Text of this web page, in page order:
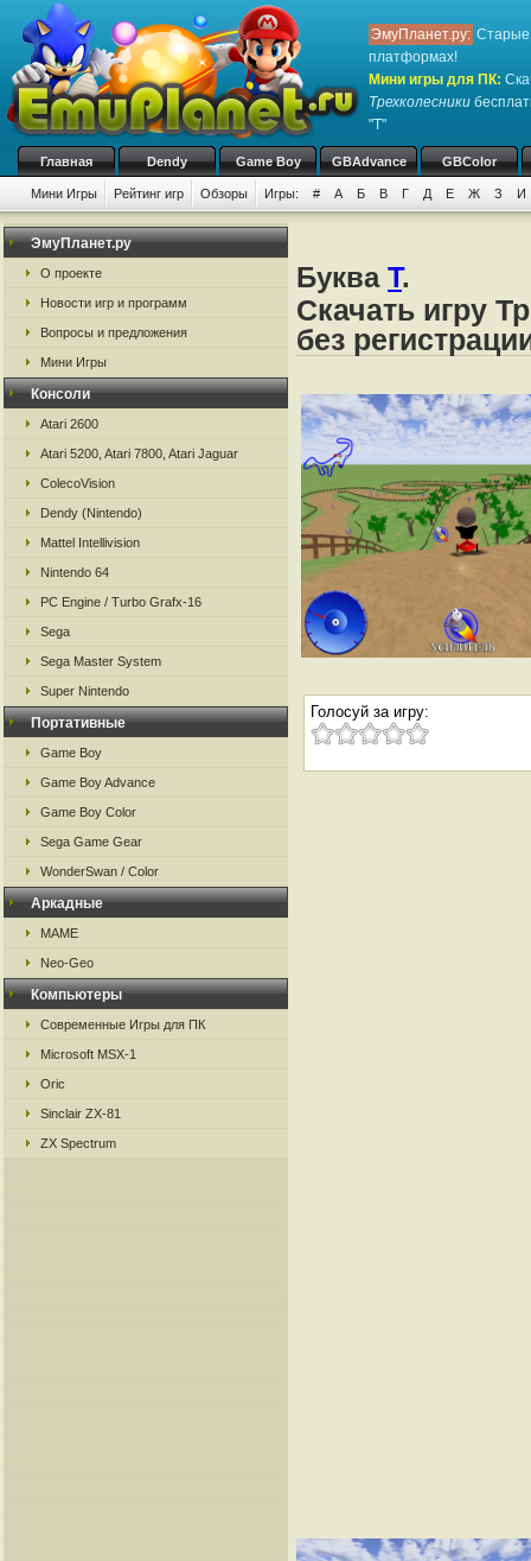
ЭмуПланет.ру: Старые
платформах!
Мини игры для ПК:
Трехколесники
"Т"
Главная Dendy Game Boy GBAdvance GBColor
Мини Игры Рейтинг игр Обзоры Игры: # А Б В Г Д Е Ж З И
ЭмуПланет.ру
О проекте
Новости игр и программ
Вопросы и предложения
Мини Игры
Консоли
Atari 2600
Atari 5200, Atari 7800, Atari Jaguar
ColecoVision
Dendy (Nintendo)
Mattel Intellivision
Nintendo 64
PC Engine / Turbo Grafx-16
Sega
Sega Master System
Super Nintendo
Портативные
Game Boy
Game Boy Advance
Game Boy Color
Sega Game Gear
WonderSwan / Color
Аркадные
MAME
Neo-Geo
Компьютеры
Современные Игры для ПК
Microsoft MSX-1
Oric
Sinclair ZX-81
ZX Spectrum
Буква Т.
Скачать игру
без
Голосуй за игру: